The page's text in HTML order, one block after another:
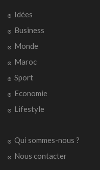
Idées
Business
Monde
Maroc
Sport
Economie
Lifestyle
Qui sommes-nous ?
Nous contacter